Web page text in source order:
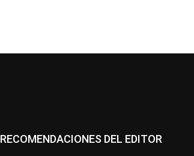
RECOMENDACIONES DEL EDITOR